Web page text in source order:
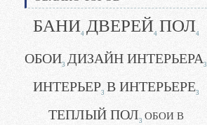
БАНИ4 ДВЕРЕЙ4 ПОЛ4
ОБОИ3 ДИЗАЙН ИНТЕРЬЕРА3
ИНТЕРЬЕР3 В ИНТЕРЬЕРЕ3
ТЕПЛЫЙ ПОЛ3 ОБОИ В